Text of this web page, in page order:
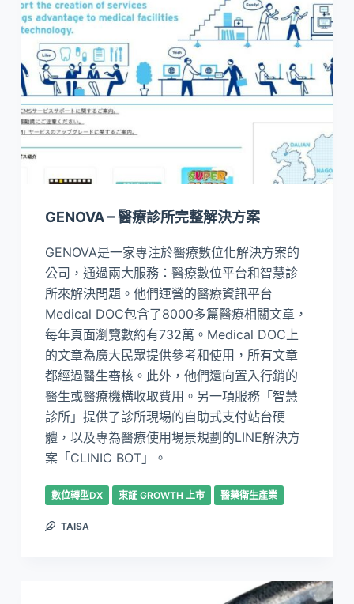
GENOVA – 醫療診所完整解決方案
GENOVA是一家專注於醫療數位化解決方案的
公司，通過兩大服務：醫療數位平台和智慧診
所來解決問題。他們運營的醫療資訊平台
Medical DOC包含了8000多篇醫療相關文章，
每年頁面瀏覽數約有732萬。Medical DOC上
的文章為廣大民眾提供參考和使用，所有文章
都經過醫生審核。此外，他們還向置入行銷的
醫生或醫療機構收取費用。另一項服務「智慧
診所」提供了診所現場的自助式支付站台硬
體，以及專為醫療使用場景規劃的LINE解決方
案「CLINIC BOT」。
數位轉型DX 東証 GROWTH 上市 醫藥衛生產業
TAISA